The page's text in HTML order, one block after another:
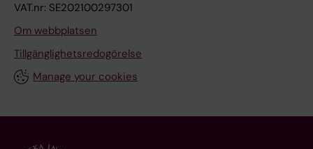
VAT.nr: SE202100297301
Om webbplatsen
Tillgänglighetsredogörelse
Manage your cookies